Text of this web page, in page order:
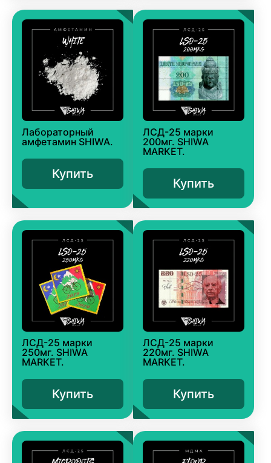
Лабораторный
амфетамин SHIWA.
Купить
ЛСД-25 марки
200мг. SHIWA
MARKET.
Купить
ЛСД-25 марки
250мг. SHIWA
MARKET.
Купить
ЛСД-25 марки
220мг. SHIWA
MARKET.
Купить